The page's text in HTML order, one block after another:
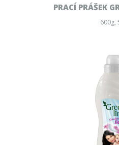
PRACÍ PRÁŠEK
600g,